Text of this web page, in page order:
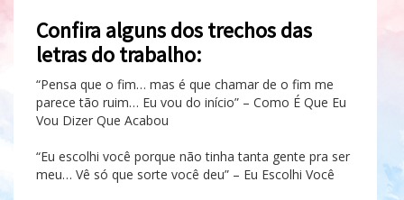
Confira alguns dos trechos das
letras do trabalho:
“Pensa que o fim… mas é que chamar de o fim me
parece tão ruim… Eu vou do início” – Como É Que Eu
Vou Dizer Que Acabou
“Eu escolhi você porque não tinha tanta gente pra ser
meu… Vê só que sorte você deu” – Eu Escolhi Você